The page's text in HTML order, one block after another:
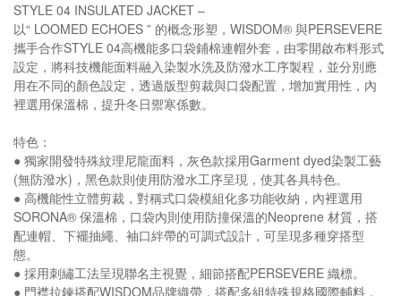
STYLE 04 INSULATED JACKET –
以“ LOOMED ECHOES ” 的概念形塑，WISDOM® 與PERSEVERE
攜手合作STYLE 04高機能多口袋鋪棉連帽外套，由零開啟布料形式
設定，將科技機能面料融入染製水洗及防潑水工序製程，並分別應
用在不同的顏色設定，透過版型剪裁與口袋配置，增加實用性，內
裡選用保溫棉，提升冬日禦寒係數。
特色：
● 獨家開發特殊紋理尼龍面料，灰色款採用Garment dyed染製工藝
(無防潑水)，黑色款則使用防潑水工序呈現，使其各具特色。
● 高機能性立體剪裁，對稱式口袋模組化多功能收納，內裡選用
SORONA® 保溫棉，口袋內則使用防撞保溫的Neoprene 材質，搭
配連帽、下襬抽繩、袖口絆帶的可調式設計，可呈現多種穿搭型
態。
● 採用刺繡工法呈現聯名主視覺，細節搭配PERSEVERE 織標。
● 門襟拉鍊搭配WISDOM品牌織帶，搭配多組特殊規格國際輔料，